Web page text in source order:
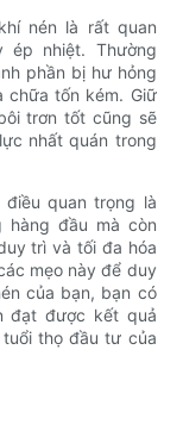
nén là rất quan
ép nhiệt. Thường
phần bị hư hỏng
chữa tốn kém. Giữ
trơn tốt cũng sẽ
nhất quán trong
quan trọng là
đầu mà còn
trì và tối đa hóa
mẹo này để duy
của bạn, bạn có
đạt được kết quả
thọ đầu tư của